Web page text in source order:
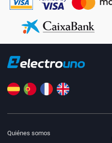
Quiénes somos